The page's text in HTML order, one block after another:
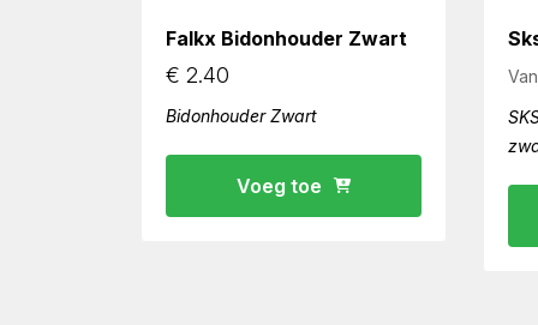
Falkx Bidonhouder Zwart
€ 2.40
Bidonhouder Zwart
Voeg toe